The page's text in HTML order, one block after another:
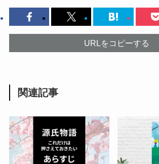
URLをコピーする
関連記事